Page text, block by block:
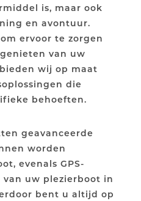
is, maar ook
en avontuur.
ervoor te zorgen
van uw
wij op maat
die
behoeften.
geavanceerde
worden
evenals GPS-
uw plezierboot in
bent u altijd op